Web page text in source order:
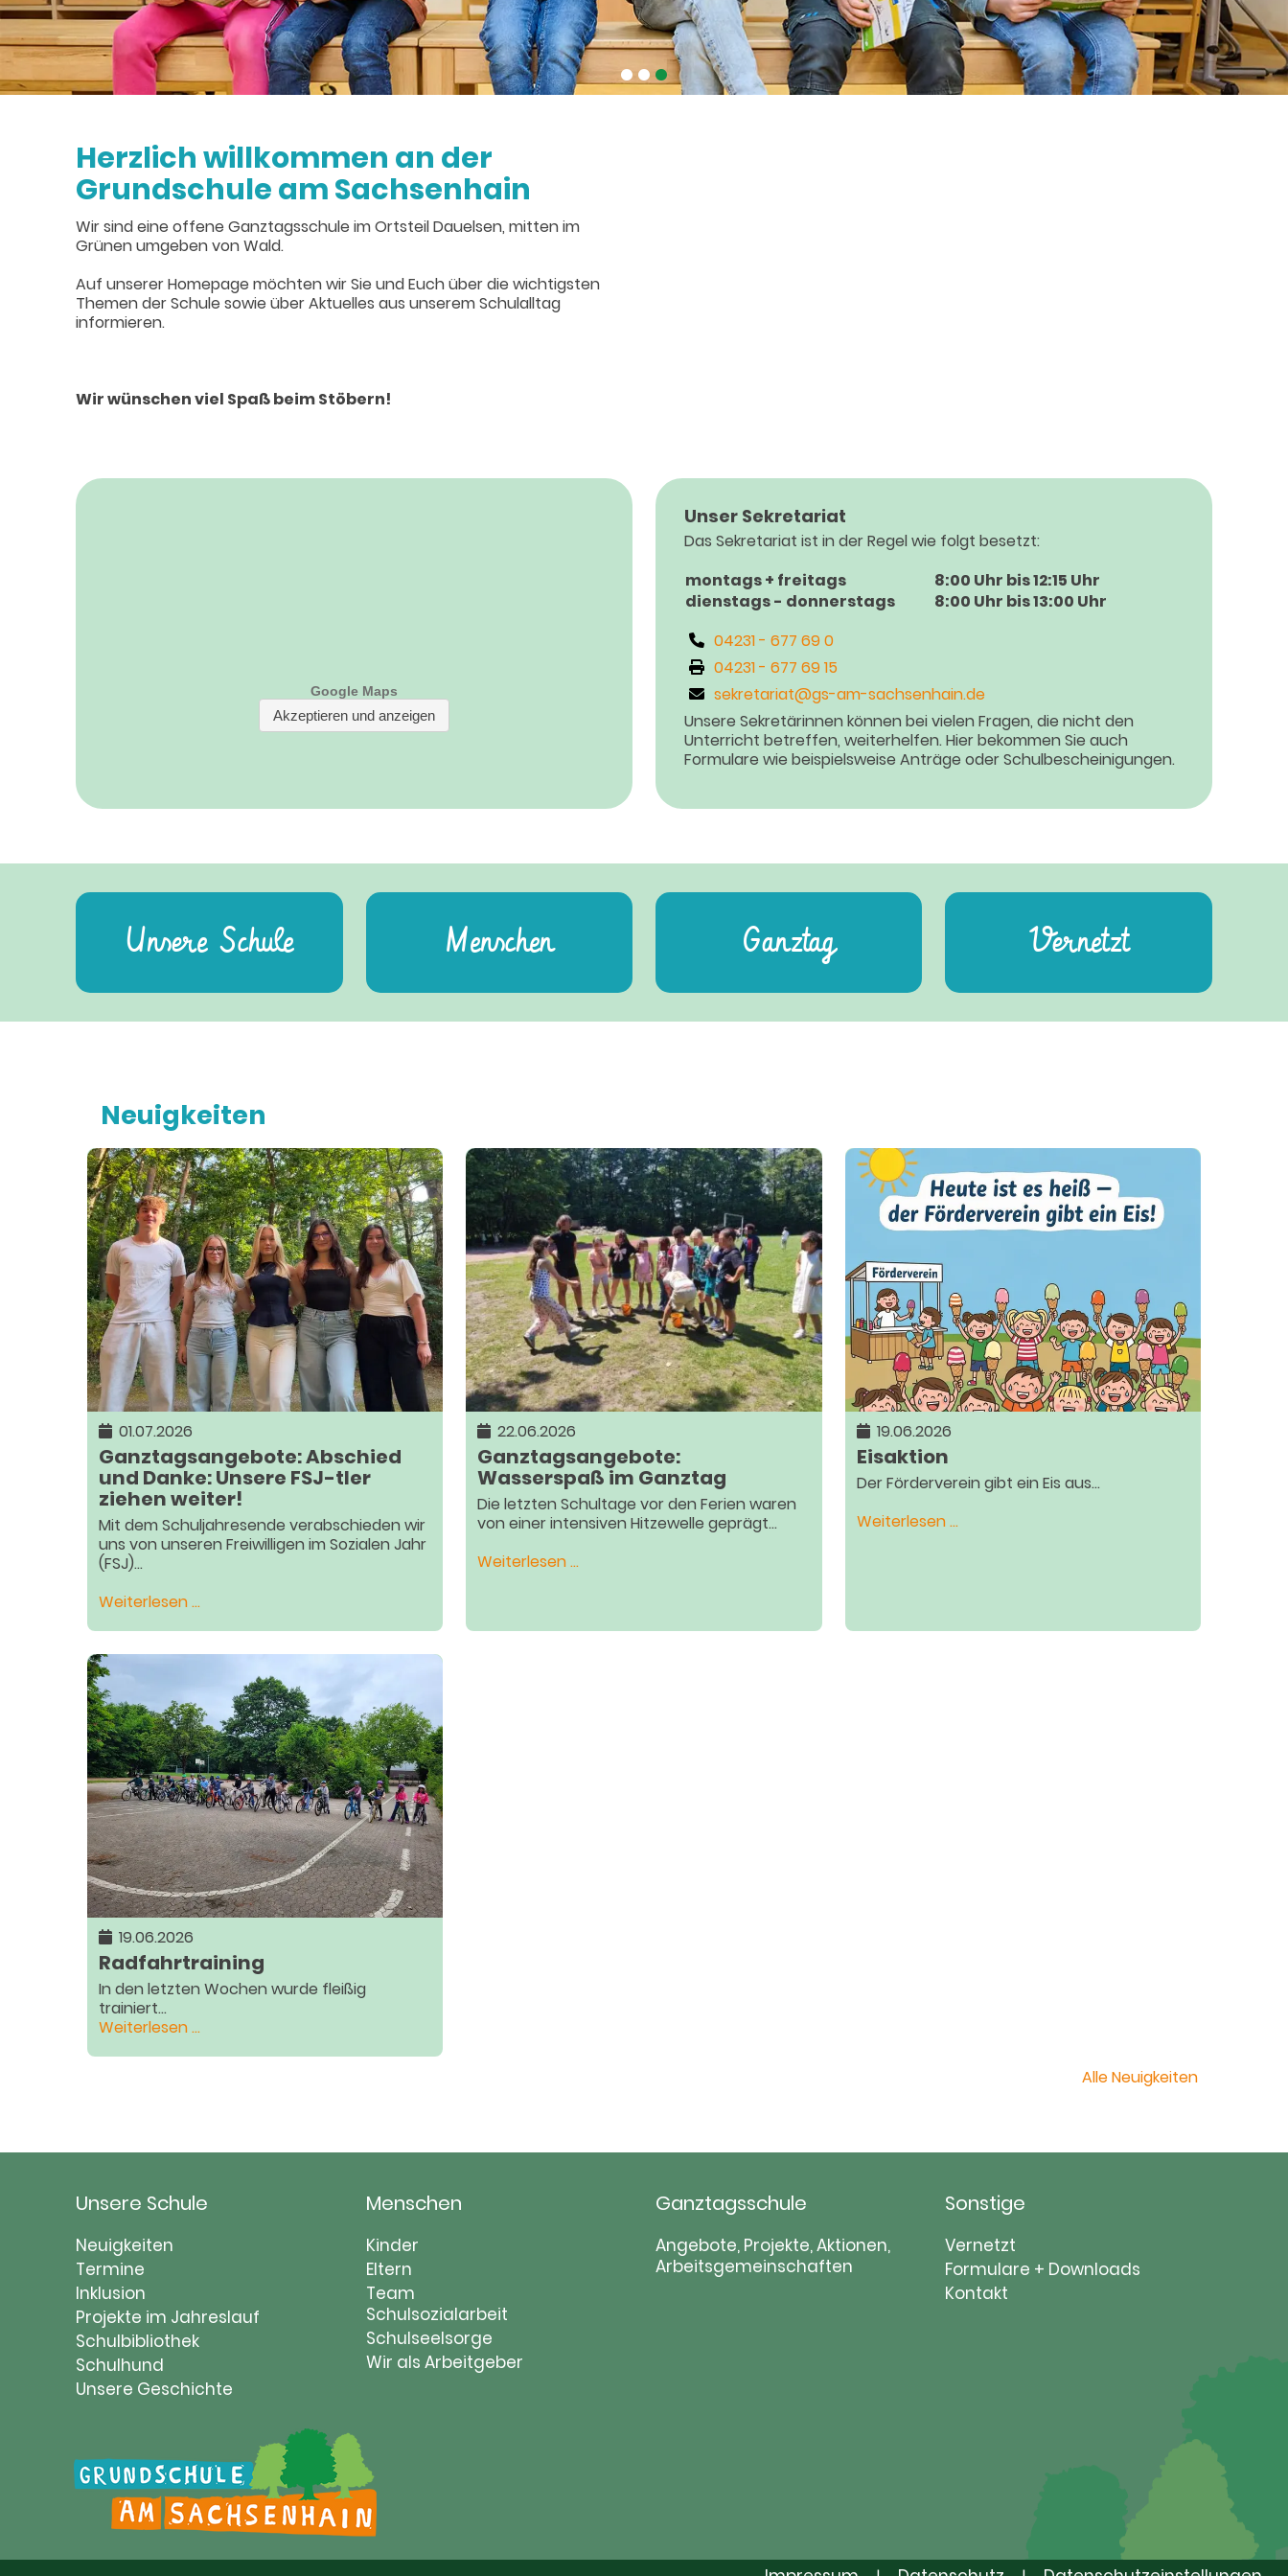
•••
Herzlich willkommen an der
Grundschule am Sachsenhain
Wir sind eine offene Ganztagsschule im Ortsteil Dauelsen, mitten im
Grünen umgeben von Wald.
Auf unserer Homepage möchten wir Sie und Euch über die wichtigsten
Themen der Schule sowie über Aktuelles aus unserem Schulalltag
informieren.
Wir wünschen viel Spaß beim Stöbern!
Unser Sekretariat
Das Sekretariat ist in der Regel wie folgt besetzt:
montags + freitags
8:00 Uhr bis 12:15 Uhr
dienstags - donnerstags
8:00 Uhr bis 13:00 Uhr
04231 - 677 69 0
04231 - 677 69 15
sekretariat@gs-am-sachsenhain.de
Unsere Sekretärinnen können bei vielen Fragen, die nicht den
Unterricht betreffen, weiterhelfen. Hier bekommen Sie auch
Formulare wie beispielsweise Anträge oder Schulbescheinigungen.
Unsere Schule Menschen Ganztag Vernetzt
Neuigkeiten
01.07.2026
Ganztagsangebote: Abschied
und Danke: Unsere FSJ-tler
ziehen weiter!
Mit dem Schuljahresende verabschieden wir
uns von unseren Freiwilligen im Sozialen Jahr
(FSJ)...
Weiterlesen …Ganztagsangebote:
Danke:
Unsere
tler
ziehen
weiter!
22.06.2026
Ganztagsangebote:
Wasserspaß im Ganztag
Die letzten Schultage vor den Ferien waren
von einer intensiven Hitzewelle geprägt...
Weiterlesen …Ganztagsangebote:
19.06.2026
Eisaktion
Der Förderverein gibt ein Eis aus...
Weiterlesen …Eisaktion
19.06.2026
Radfahrtraining
In den letzten Wochen wurde fleißig
trainiert...
Weiterlesen …Radfahrtraining
Alle Neuigkeiten
Unsere Schule
Navigation
überspringen
Neuigkeiten
Termine
Inklusion
Projekte im Jahreslauf
Schulbibliothek
Schulhund
Unsere Geschichte
Menschen
Navigation
überspringen
Kinder
Eltern
Team
Schulsozialarbeit
Schulseelsorge
Wir als Arbeitgeber
Ganztagsschule
Navigation
überspringen
Angebote, Projekte, Aktionen,
Arbeitsgemeinschaften
Sonstige
Navigation
überspringen
Vernetzt
Formulare + Downloads
Kontakt